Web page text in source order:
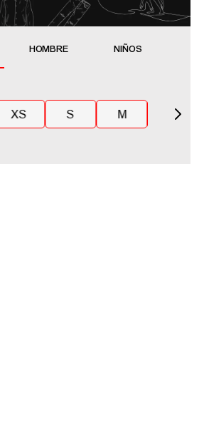
HOMBRE NIÑOS
XS S M